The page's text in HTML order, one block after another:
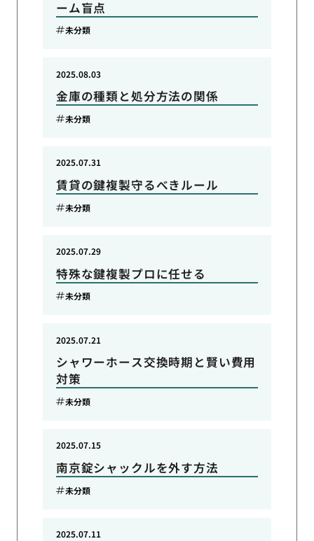
ーム盲点
未分類
金庫の種類と処分方法の関係
2025.08.03
未分類
賃貸の鍵複製守るべきルール
2025.07.31
未分類
特殊な鍵複製プロに任せる
2025.07.29
未分類
シャワーホース交換時期と賢い費用
対策
2025.07.21
未分類
南京錠シャックルを外す方法
2025.07.15
未分類
2025.07.11